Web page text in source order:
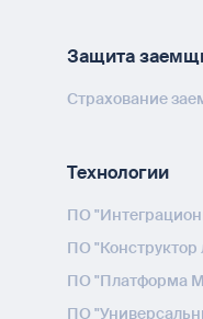
Защита
Страхование
Технологии
ПО
ПО "Конструктор
ПО "Платформа
ПО